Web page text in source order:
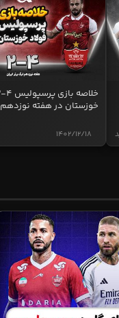
خوزستان در هفته نوزدهم
1402/12/18